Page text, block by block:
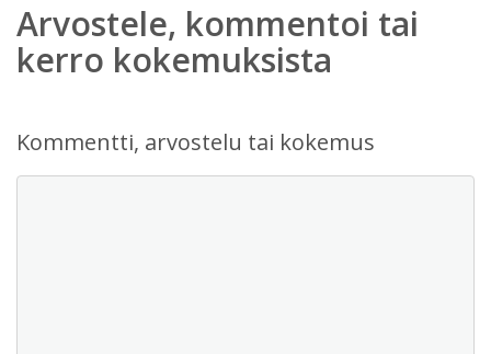
Arvostele, kommentoi tai
kerro kokemuksista
Kommentti, arvostelu tai kokemus